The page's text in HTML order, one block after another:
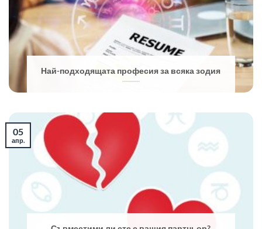
Най-подходящата професия за всяка зодия
05
апр.